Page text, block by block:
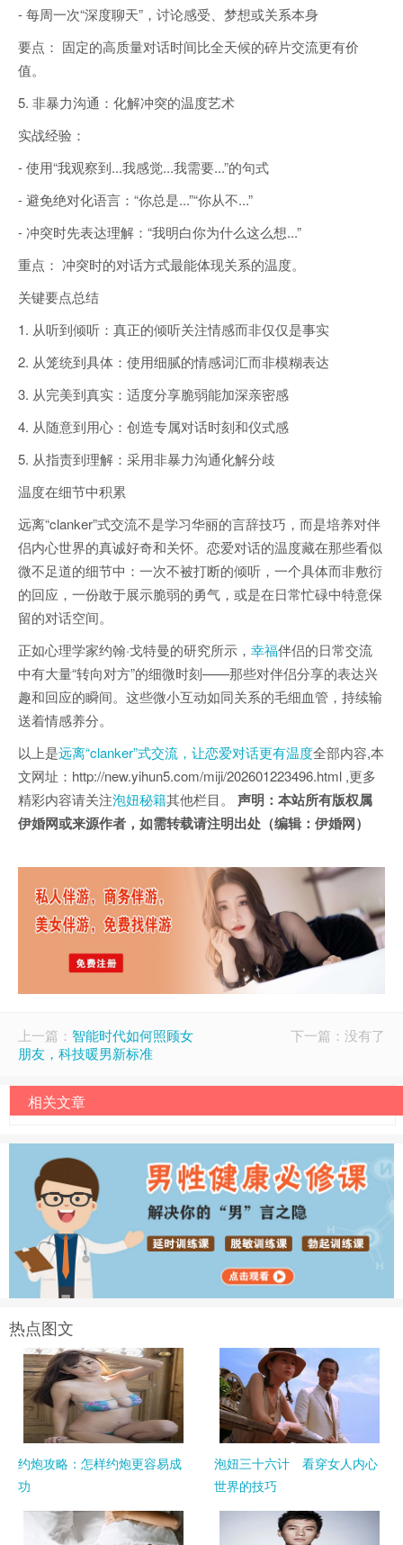
- 每周一次“深度聊天”，讨论感受、梦想或关系本身
要点： 固定的高质量对话时间比全天候的碎片交流更有价
值。
5. 非暴力沟通：化解冲突的温度艺术
实战经验：
- 使用“我观察到...我感觉...我需要...”的句式
- 避免绝对化语言：“你总是...”“你从不...”
- 冲突时先表达理解：“我明白你为什么这么想...”
重点： 冲突时的对话方式最能体现关系的温度。
关键要点总结
1. 从听到倾听：真正的倾听关注情感而非仅仅是事实
2. 从笼统到具体：使用细腻的情感词汇而非模糊表达
3. 从完美到真实：适度分享脆弱能加深亲密感
4. 从随意到用心：创造专属对话时刻和仪式感
5. 从指责到理解：采用非暴力沟通化解分歧
温度在细节中积累
远离“clanker”式交流不是学习华丽的言辞技巧，而是培养对伴
侣内心世界的真诚好奇和关怀。恋爱对话的温度藏在那些看似
微不足道的细节中：一次不被打断的倾听，一个具体而非敷衍
的回应，一份敢于展示脆弱的勇气，或是在日常忙碌中特意保
留的对话空间。
正如心理学家约翰·戈特曼的研究所示， 幸福伴侣的日常交流
中有大量“转向对方”的细微时刻——那些对伴侣分享的表达兴
趣和回应的瞬间。这些微小互动如同关系的毛细血管，持续输
送着情感养分。
以上是远离“clanker”式交流，让恋爱对话更有温度全部内容,本
文网址：http://new.yihun5.com/miji/202601223496.html ,更多
精彩内容请关注泡妞秘籍其他栏目。 声明：本站所有版权属
伊婚网或来源作者，如需转载请注明出处（编辑：伊婚网）
上一篇： 智能时代如何照顾女
朋友，科技暖男新标准
下一篇：没有了
相关文章
热点图文
约炮攻略：怎样约炮更容易成
功
泡妞三十六计 看穿女人内心
世界的技巧